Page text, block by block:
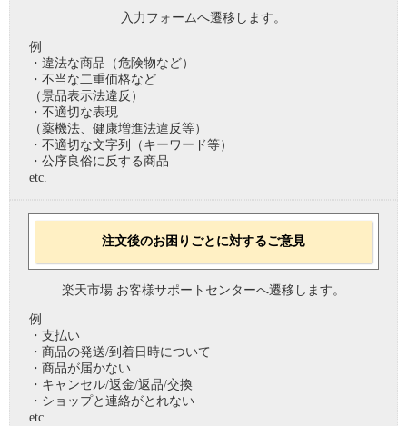
入力フォームへ遷移します。
例
・違法な商品（危険物など）
・不当な二重価格など
（景品表示法違反）
・不適切な表現
（薬機法、健康増進法違反等）
・不適切な文字列（キーワード等）
・公序良俗に反する商品
etc.
注文後のお困りごとに対するご意見
楽天市場 お客様サポートセンターへ遷移します。
例
・支払い
・商品の発送/到着日時について
・商品が届かない
・キャンセル/返金/返品/交換
・ショップと連絡がとれない
etc.